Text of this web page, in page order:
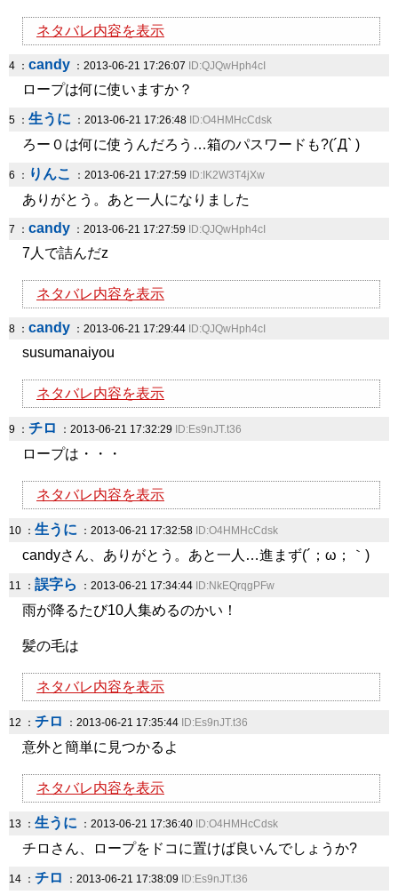
ネタバレ内容を表示
4 ： candy ：2013-06-21 17:26:07 ID:QJQwHph4cI
ロープは何に使いますか？
5 ： 生うに ：2013-06-21 17:26:48 ID:O4HMHcCdsk
ろー０は何に使うんだろう…箱のパスワードも?(´Д` )
6 ： りんこ ：2013-06-21 17:27:59 ID:IK2W3T4jXw
ありがとう。あと一人になりました
7 ： candy ：2013-06-21 17:27:59 ID:QJQwHph4cI
7人で詰んだz
ネタバレ内容を表示
8 ： candy ：2013-06-21 17:29:44 ID:QJQwHph4cI
susumanaiyou
ネタバレ内容を表示
9 ： チロ ：2013-06-21 17:32:29 ID:Es9nJT.t36
ロープは・・・
ネタバレ内容を表示
10 ： 生うに ：2013-06-21 17:32:58 ID:O4HMHcCdsk
candyさん、ありがとう。あと一人…進まず(´；ω；｀)
11 ： 誤字ら ：2013-06-21 17:34:44 ID:NkEQrqgPFw
雨が降るたび10人集めるのかい！
髪の毛は
ネタバレ内容を表示
12 ： チロ ：2013-06-21 17:35:44 ID:Es9nJT.t36
意外と簡単に見つかるよ
ネタバレ内容を表示
13 ： 生うに ：2013-06-21 17:36:40 ID:O4HMHcCdsk
チロさん、ロープをドコに置けば良いんでしょうか?
14 ： チロ ：2013-06-21 17:38:09 ID:Es9nJT.t36